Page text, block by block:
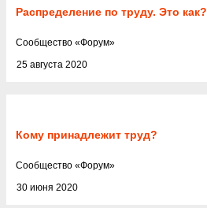
Распределение по труду. Это как?
25 августа 2020
Cообщество «Форум»
Кому принадлежит труд?
30 июня 2020
Cообщество «Форум»